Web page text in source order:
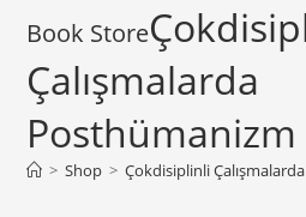
Çalışmalarda
Posthümanizm
> Shop > Çokdisiplinli